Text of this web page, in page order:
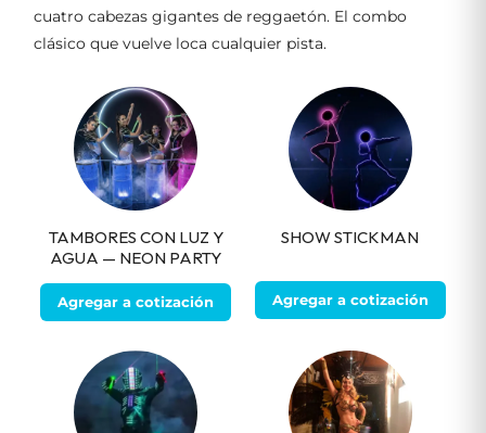
cuatro cabezas gigantes de reggaetón. El combo
clásico que vuelve loca cualquier pista.
TAMBORES CON LUZ Y
AGUA — NEON PARTY
Agregar a cotización
SHOW STICKMAN
Agregar a cotización